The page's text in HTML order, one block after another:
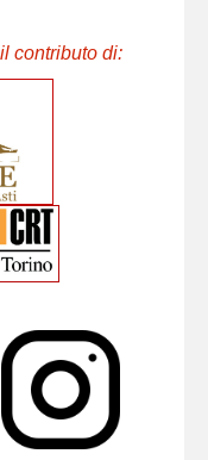
contributo di: